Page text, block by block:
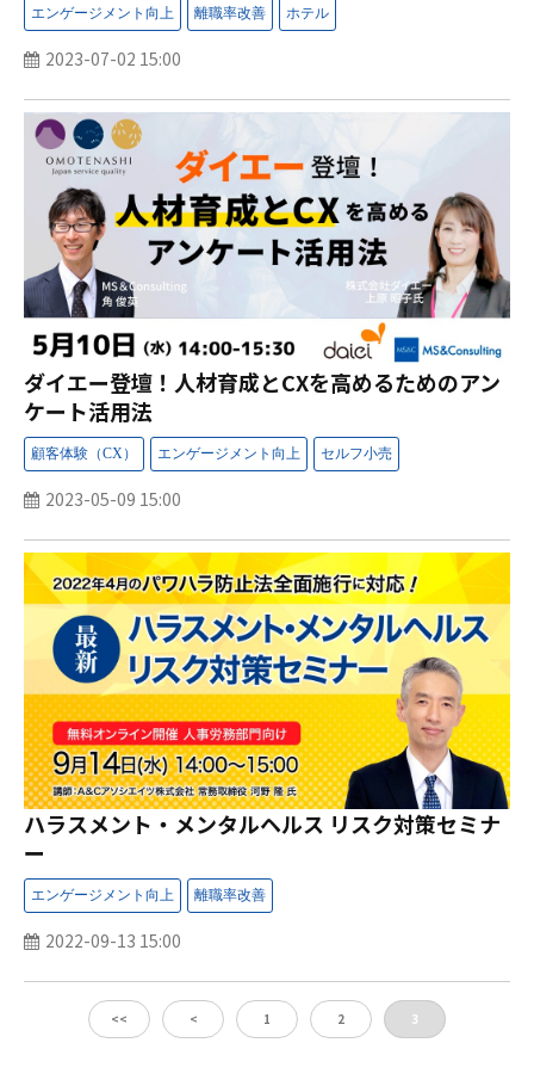
2023-07-02 15:00
ダイエー登壇！人材育成とCXを高めるためのアン
ケート活用法
2023-05-09 15:00
ハラスメント・メンタルヘルス リスク対策セミナ
ー
2022-09-13 15:00
<< < 1 2 3